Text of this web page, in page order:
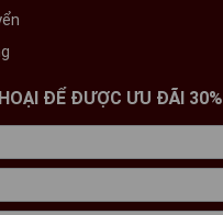
ĐỂ ĐƯỢC ƯU ĐÃI 30%